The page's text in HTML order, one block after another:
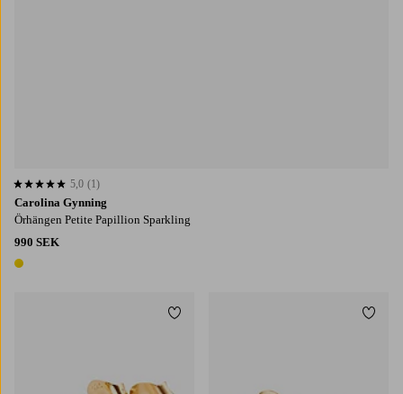
Carolina Gynning
Örhängen Petite Papillion Sparkling
990 SEK
1 färg
5,0 baserat på 1 st betyg
5,0 (1)
Lägg till i favoriter